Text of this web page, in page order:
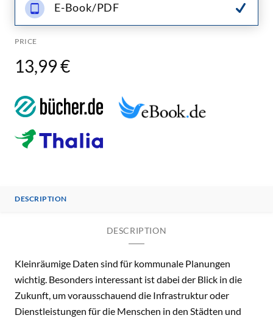
E-Book/PDF
PRICE
13,99 €
DESCRIPTION
DESCRIPTION
Kleinräumige Daten sind für kommunale Planungen
wichtig. Besonders interessant ist dabei der Blick in die
Zukunft, um vorausschauend die Infrastruktur oder
Dienstleistungen für die Menschen in den Städten und